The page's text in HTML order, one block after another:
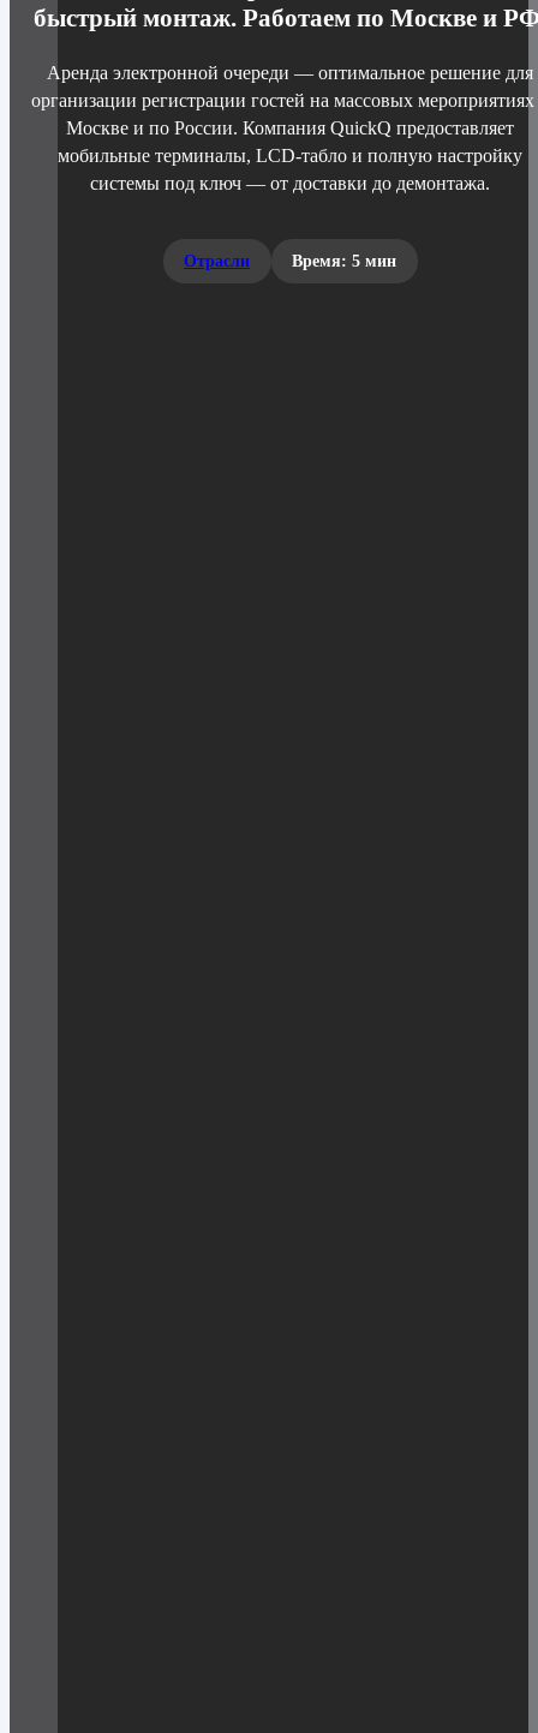
быстрый монтаж. Работаем по Москве и
Аренда электронной очереди — оптимальное решение для
организации регистрации гостей на массовых мероприятиях
Москве и по России. Компания QuickQ предоставляет
мобильные терминалы, LCD-табло и полную настройку
системы под ключ — от доставки до демонтажа.
Отрасли Время: 5 мин